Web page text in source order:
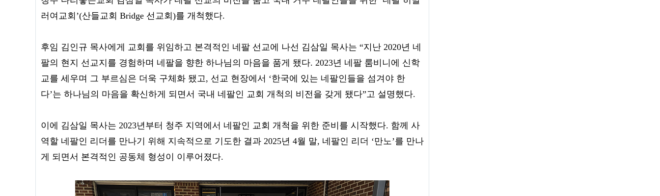
러여교회’(산들교회 Bridge 선교회)를 개척했다.
후임 김인규 목사에게 교회를 위임하고 본격적인 네팔 선교에 나선 김삼일 목사는 “지난 2020년 네
팔의 현지 선교지를 경험하며 네팔을 향한 하나님의 마음을 품게 됐다. 2023년 네팔 룸비니에 신학
교를 세우며 그 부르심은 더욱 구체화 됐고, 선교 현장에서 ‘한국에 있는 네팔인들을 섬겨야 한
다’는 하나님의 마음을 확신하게 되면서 국내 네팔인 교회 개척의 비전을 갖게 됐다”고 설명했다.
이에 김삼일 목사는 2023년부터 청주 지역에서 네팔인 교회 개척을 위한 준비를 시작했다. 함께 사
역할 네팔인 리더를 만나기 위해 지속적으로 기도한 결과 2025년 4월 말, 네팔인 리더 ‘만노’를 만나
게 되면서 본격적인 공동체 형성이 이루어졌다.